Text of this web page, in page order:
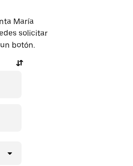
María
solicitar
botón.